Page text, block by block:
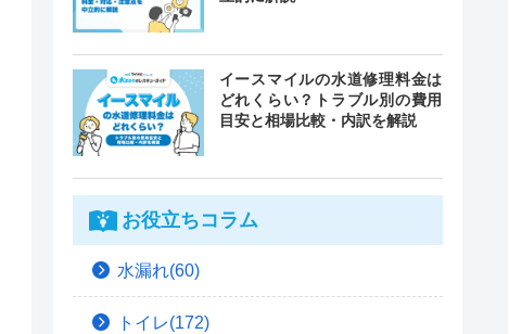
イースマイルの水道修理料金は
どれくらい？トラブル別の費用
目安と相場比較・内訳を解説
お役立ちコラム
水漏れ(60)
トイレ(172)